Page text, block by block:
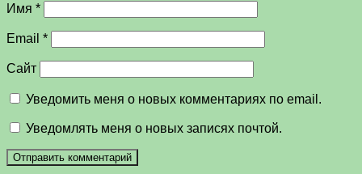
Имя *
Email *
Сайт
Уведомить меня о новых комментариях по email.
Уведомлять меня о новых записях почтой.